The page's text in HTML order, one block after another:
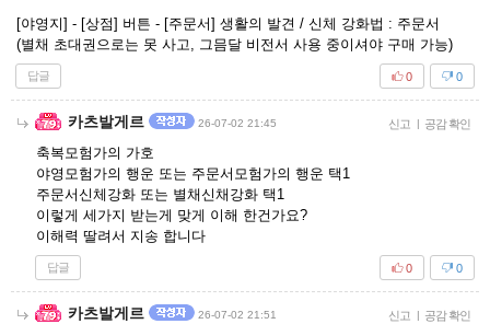
[야영지] - [상점] 버튼 - [주문서] 생활의 발견 / 신체 강화법 : 주문서
(별채 초대권으로는 못 사고, 그믐달 비전서 사용 중이셔야 구매 가능)
답글 0
0
카츠발게르 26-07-02 21:45 신고 | 공감 확인
축복모험가의 가호
야영모험가의 행운 또는 주문서모험가의 행운 택1
주문서신체강화 또는 별채신채강화 택1
이렇게 세가지 받는게 맞게 이해 한건가요?
이해력 딸려서 지송 합니다
답글 0
0
카츠발게르 26-07-02 21:51 신고 | 공감 확인